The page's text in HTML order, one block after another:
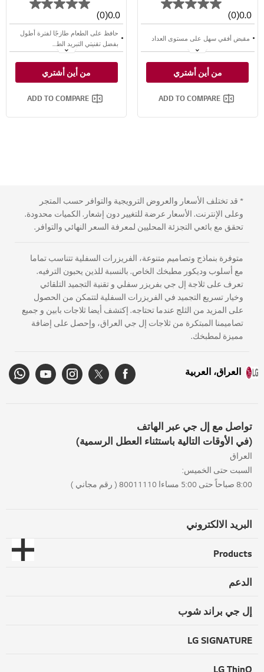
0.0
(0)
مقبض أفقي سهل على مستوى العداد
مفتاح القفل ، الحفاظ على التخزين بأمان
ثلاجة التحكم مع Micom
من أين أشتري
ADD TO COMPARE
0.0
(0)
حافظ على الطعام طازجًا لفترة أطول
بفضل تقنيتي التبريد الط...
ميزة النضارة الإضافية - مجعد توازن
سعة كبيرة تبلغ 384 لتر
من أين أشتري
ADD TO COMPARE
* قد تختلف الأسعار والعروض الترويجية والتوافر حسب المتجر
وعلى الإنترنت. الأسعار عرضة للتغيير دون إشعار. الكميات محدودة.
تحقق مع بائعي التجزئة المحليين لمعرفة السعر النهائي والتوافر.
متوفرة بنماذج وتصاميم متنوعة، الفريزرات السفلية تتناسب تماما
مع أسلوب وديكور مطبخك الخاص. بالنسبة للذين يحبون الترفيه.
تعرف على ثلاجة إل جي بفريزر سفلي و تقنية التجميد التلقائي
وخيار تسريع التجميد في الفريزرات السفلية لتتمكن من الحصول
على المزيد من الثلج عندما تحتاجه. إكتشف أيضا ثلاجات بابين و جميع
تصاميمنا المبتكرة من ثلاجات إل جي العراق، وإحصل على إضافة
مميزة لمطبخك.
العراق، العربية
تواصل مع إل جي عبر الهاتف
(في الأوقات التالية باستثناء العطل الرسمية)
العراق
السبت حتى الخميس:
8:00 صباحاً حتى 5:00 مساءا 80011110 ( رقم مجاني )
البريد الالكتروني
Products
الدعم
إل جي براند شوب
LG SIGNATURE
LG ThinQ